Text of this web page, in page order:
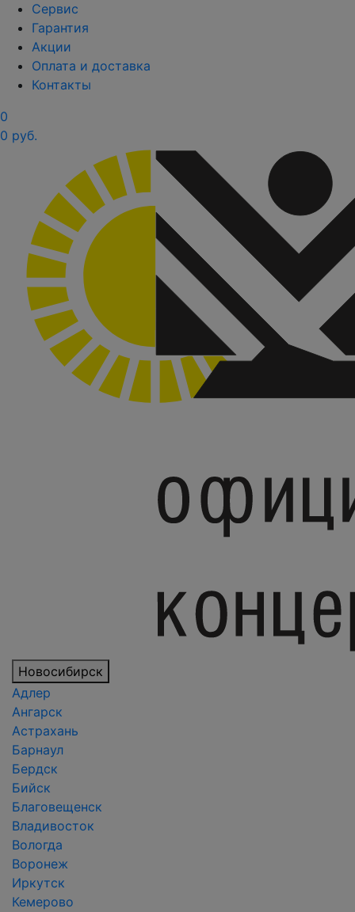
Сервис
Гарантия
Акции
Оплата и доставка
Контакты
0
0 руб.
Новосибирск
Адлер
Ангарск
Астрахань
Барнаул
Бердск
Бийск
Благовещенск
Владивосток
Вологда
Воронеж
Иркутск
Кемерово